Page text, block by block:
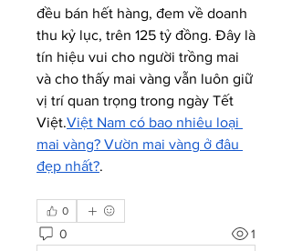
đều bán hết hàng, đem về doanh
thu kỷ lục, trên 125 tỷ đồng. Đây là
tín hiệu vui cho người trồng mai
và cho thấy mai vàng vẫn luôn giữ
vị trí quan trọng trong ngày Tết
Việt.Việt Nam có bao nhiêu loại
mai vàng? Vườn mai vàng ở đâu
đẹp nhất?.
0
0 1